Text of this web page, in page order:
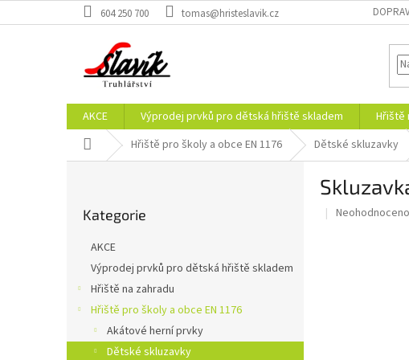
na
604 250 700 tomas@hristeslavik.cz
AKCE Výprodej prvků pro dětská hřiště skladem Hřiště
Domů Hřiště pro školy a obce EN 1176 Dětské skluzavky
a
kategorie
Kategorie
AKCE
Výprodej prvků pro dětská hřiště skladem
Hřiště na zahradu
Hřiště pro školy a obce EN 1176
Akátové herní prvky
Dětské skluzavky
Průměrné
Neohodnoceno